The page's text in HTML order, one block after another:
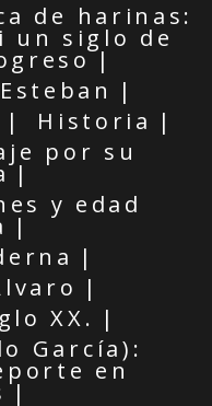
de harinas:
un siglo de
Historia
por su
y edad
XX.
García):
en